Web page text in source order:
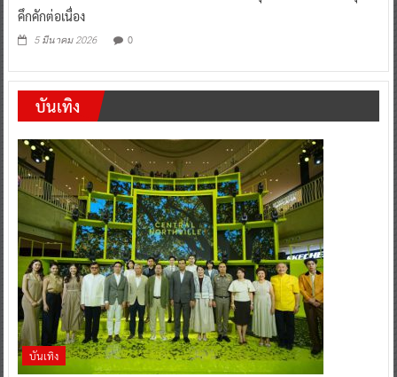
คึกคักต่อเนื่อง
5 มีนาคม 2026 0
บันเทิง
บันเทิง